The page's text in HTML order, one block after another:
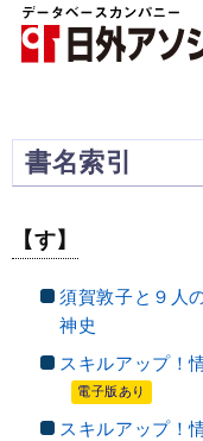
書名索引
【す】
須賀敦子と９人
神史
スキルアップ！
電子版あり
スキルアップ！